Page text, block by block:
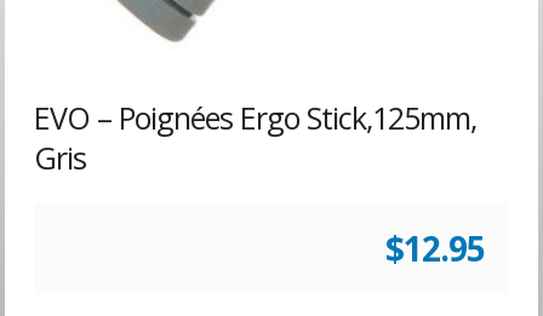
EVO – Poignées Ergo Stick,125mm,
Gris
$12.95